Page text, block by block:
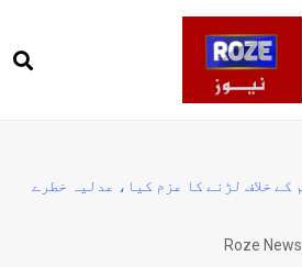
ترمیم کے خلاف لڑنے کا عزم کیا، عدلیہ خطرے
Roze News